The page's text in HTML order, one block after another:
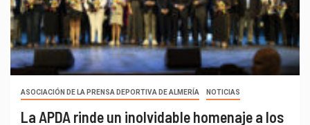
ASOCIACIÓN DE LA PRENSA DEPORTIVA DE ALMERÍA NOTICIAS
La APDA rinde un inolvidable homenaje a los